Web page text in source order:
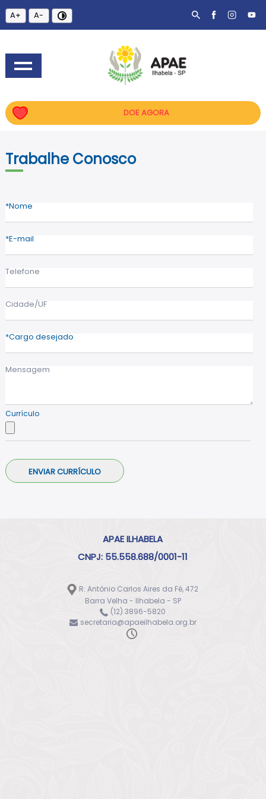
A+ A-
DOE AGORA
Trabalhe Conosco
Nome
E-mail
Telefone
Cidade/UF
Cargo desejado
Mensagem
Currículo
APAE ILHABELA
CNPJ: 55.558.688/0001-11
R. Antônio Carlos Aires da Fé, 472
Barra Velha - Ilhabela - SP
(12) 3896-5820
secretaria@apaeilhabela.org.br